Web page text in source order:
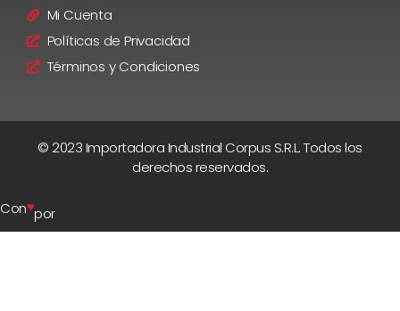
Mi Cuenta
Políticas de Privacidad
Términos y Condiciones
© 2023 Importadora Industrial Corpus S.R.L. Todos los
derechos reservados.
Con♥por